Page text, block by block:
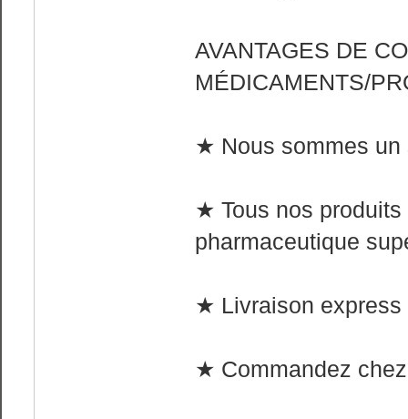
AVANTAGES DE
MÉDICAMENTS/
★ Nous sommes un
★ Tous nos
pharmaceutique
★ Livraison express
★ Commandez